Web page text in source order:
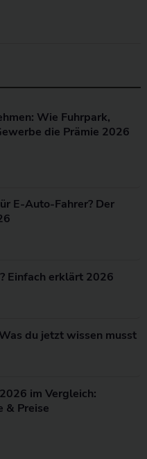
Wie Fuhrpark,
die Prämie 2026
E-Auto-Fahrer? Der
Einfach erklärt 2026
du jetzt wissen musst
im Vergleich:
& Preise